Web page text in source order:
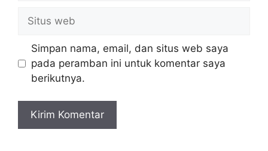
web
Simpan nama, email, dan situs web saya
pada peramban ini untuk komentar saya
berikutnya.